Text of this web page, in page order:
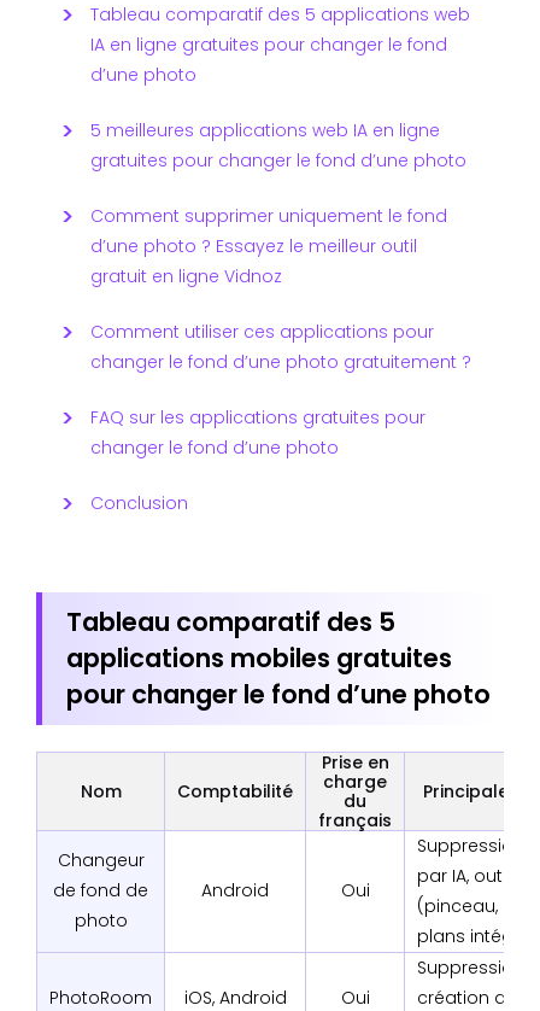
Tableau comparatif des 5 applications web
IA en ligne gratuites pour changer le fond
d’une photo
5 meilleures applications web IA en ligne
gratuites pour changer le fond d’une photo
Comment supprimer uniquement le fond
d’une photo ? Essayez le meilleur outil
gratuit en ligne Vidnoz
Comment utiliser ces applications pour
changer le fond d’une photo gratuitement ?
FAQ sur les applications gratuites pour
changer le fond d’une photo
Conclusion
Tableau comparatif des 5
applications mobiles gratuites
pour changer le fond d’une photo
Nom Comptabilité
Prise en
charge
du
français
Principales
Changeur
de fond de
photo
Android Oui
Suppression
par IA, outils
(pinceau,
plans intégrés
PhotoRoom iOS, Android Oui
Suppression
création de